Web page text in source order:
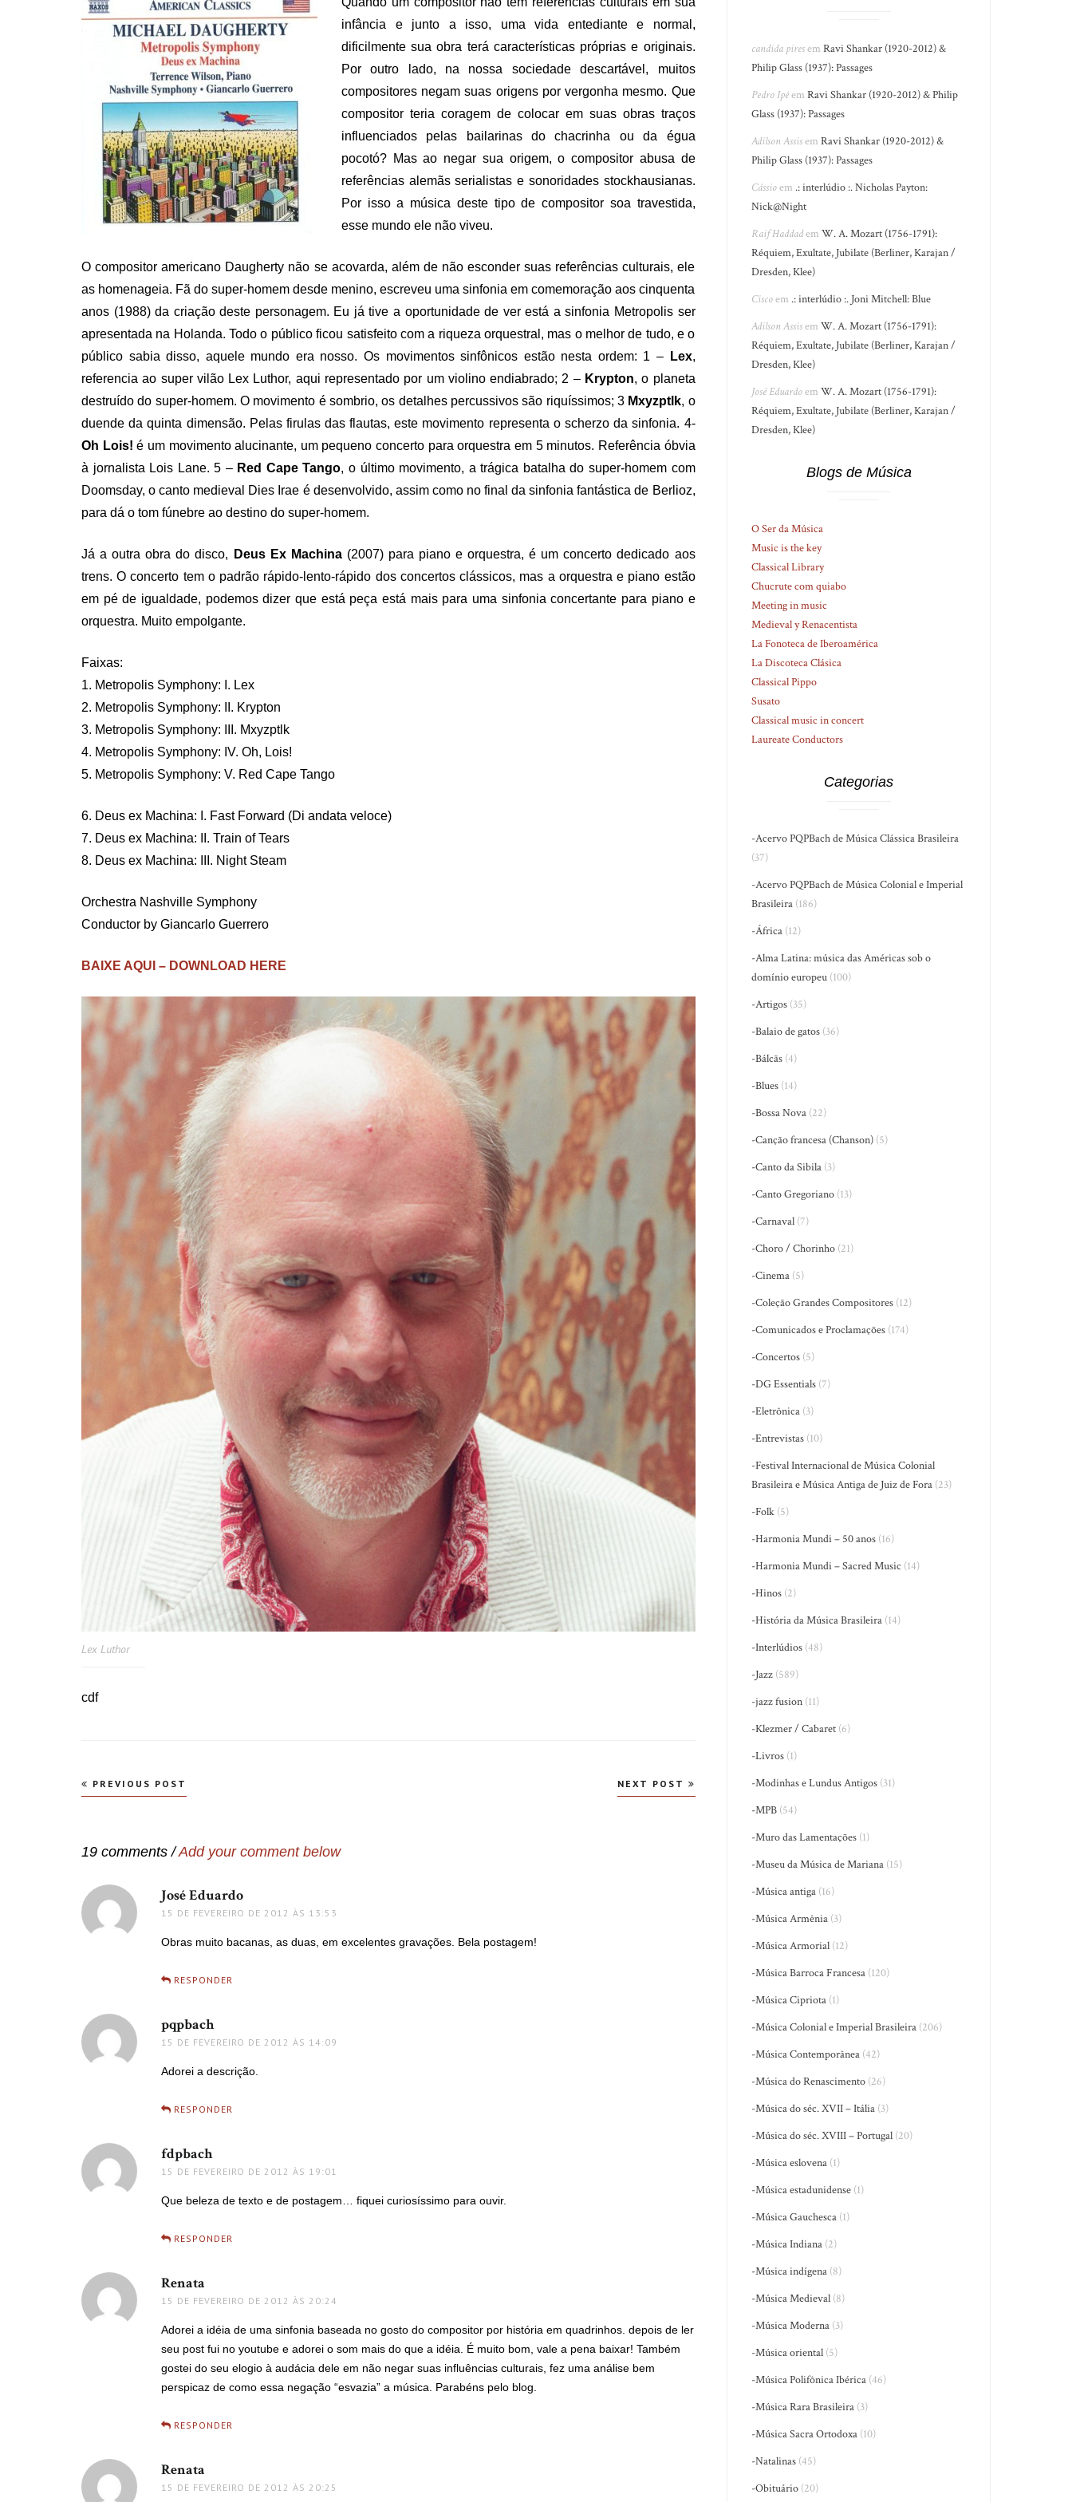
infância e junto a isso, uma vida entediante e normal,
dificilmente sua obra terá características próprias e originais.
Por outro lado, na nossa sociedade descartável, muitos
compositores negam suas origens por vergonha mesmo. Que
compositor teria coragem de colocar em suas obras traços
influenciados pelas bailarinas do chacrinha ou da égua
pocotó? Mas ao negar sua origem, o compositor abusa de
referências alemãs serialistas e sonoridades stockhausianas.
Por isso a música deste tipo de compositor soa travestida,
esse mundo ele não viveu.
O compositor americano Daugherty não se acovarda, além de não esconder suas referências culturais, ele
as homenageia. Fã do super-homem desde menino, escreveu uma sinfonia em comemoração aos cinquenta
anos (1988) da criação deste personagem. Eu já tive a oportunidade de ver está a sinfonia Metropolis ser
apresentada na Holanda. Todo o público ficou satisfeito com a riqueza orquestral, mas o melhor de tudo, e o
público sabia disso, aquele mundo era nosso. Os movimentos sinfônicos estão nesta ordem: 1 –
Lex,
referencia ao super vilão Lex Luthor, aqui representado por um violino endiabrado; 2 – Krypton, o planeta
destruído do super-homem. O movimento é sombrio, os detalhes percussivos são riquíssimos; 3 Mxyzptlk, o
duende da quinta dimensão. Pelas firulas das flautas, este movimento representa o scherzo da sinfonia. 4-
Oh Lois! é um movimento alucinante, um pequeno concerto para orquestra em 5 minutos. Referência óbvia
à jornalista Lois Lane. 5 –Red Cape Tango, o último movimento, a trágica batalha do super-homem com
Doomsday, o canto medieval Dies Irae é desenvolvido, assim como no final da sinfonia fantástica de Berlioz,
para dá o tom fúnebre ao destino do super-homem.
Já a outra obra do disco, Deus Ex Machina(2007) para piano e orquestra, é um concerto dedicado aos
trens. O concerto tem o padrão rápido-lento-rápido dos concertos clássicos, mas a orquestra e piano estão
em pé de igualdade, podemos dizer que está peça está mais para uma sinfonia concertante para piano e
orquestra. Muito empolgante.
Faixas:
1. Metropolis Symphony: I. Lex
2. Metropolis Symphony: II. Krypton
3. Metropolis Symphony: III. Mxyzptlk
4. Metropolis Symphony: IV. Oh, Lois!
5. Metropolis Symphony: V. Red Cape Tango
6. Deus ex Machina: I. Fast Forward (Di andata veloce)
7. Deus ex Machina: II. Train of Tears
8. Deus ex Machina: III. Night Steam
Orchestra Nashville Symphony
Conductor by Giancarlo Guerrero
BAIXE AQUI – DOWNLOAD HERE
Lex Luthor
cdf
Navegação
PREVIOUS POST NEXT POST
19 comments /Add your comment below
José Eduardo
15 DE FEVEREIRO DE 2012 ÀS 13:53
Obras muito bacanas, as duas, em excelentes gravações. Bela postagem!
RESPONDER
pqpbachdisse:
15 DE FEVEREIRO DE 2012 ÀS 14:09
Adorei a descrição.
RESPONDER
fdpbachdisse:
15 DE FEVEREIRO DE 2012 ÀS 19:01
Que beleza de texto e de postagem… fiquei curiosíssimo para ouvir.
RESPONDER
Renata
15 DE FEVEREIRO DE 2012 ÀS 20:24
Adorei a idéia de uma sinfonia baseada no gosto do compositor por história em quadrinhos. depois de ler
seu post fui no youtube e adorei o som mais do que a idéia. É muito bom, vale a pena baixar! Também
gostei do seu elogio à audácia dele em não negar suas influências culturais, fez uma análise bem
perspicaz de como essa negação “esvazia” a música. Parabéns pelo blog.
RESPONDER
Renata
15 DE FEVEREIRO DE 2012 ÀS 20:25
candida piresemRavi Shankar (1920-2012) &
Philip Glass (1937): Passages
Pedro IpêemRavi Shankar (1920-2012) & Philip
Glass (1937): Passages
Adilson AssisemRavi Shankar (1920-2012) &
Philip Glass (1937): Passages
Cássioem .: interlúdio :. Nicholas Payton:
Nick@Night
Raif HaddademW. A. Mozart (1756-1791):
Réquiem, Exultate, Jubilate (Berliner, Karajan /
Dresden, Klee)
Ciscoem .: interlúdio :. Joni Mitchell: Blue
Adilson AssisemW. A. Mozart (1756-1791):
Réquiem, Exultate, Jubilate (Berliner, Karajan /
Dresden, Klee)
José EduardoemW. A. Mozart (1756-1791):
Réquiem, Exultate, Jubilate (Berliner, Karajan /
Dresden, Klee)
Blogs de Música
O Ser da Música
Music is the key
Classical Library
Chucrute com quiabo
Meeting in music
Medieval y Renacentista
La Fonoteca de Iberoamérica
La Discoteca Clásica
Classical Pippo
Susato
Classical music in concert
Laureate Conductors
Categorias
-Acervo PQPBach de Música Clássica Brasileira
(37)
-Acervo PQPBach de Música Colonial e Imperial
Brasileira (186)
-África (12)
-Alma Latina: música das Américas sob o
domínio europeu (100)
-Artigos (35)
-Balaio de gatos (36)
-Bálcãs (4)
-Blues (14)
-Bossa Nova (22)
-Canção francesa (Chanson) (5)
-Canto da Sibila (3)
-Canto Gregoriano (13)
-Carnaval (7)
-Choro / Chorinho (21)
-Cinema (5)
-Coleção Grandes Compositores (12)
-Comunicados e Proclamações (174)
-Concertos (5)
-DG Essentials (7)
-Eletrônica (3)
-Entrevistas (10)
-Festival Internacional de Música Colonial
Brasileira e Música Antiga de Juiz de Fora (23)
-Folk (5)
-Harmonia Mundi – 50 anos (16)
-Harmonia Mundi – Sacred Music (14)
-Hinos (2)
-História da Música Brasileira (14)
-Interlúdios (48)
-Jazz (589)
-jazz fusion (11)
-Klezmer / Cabaret (6)
-Livros (1)
-Modinhas e Lundus Antigos (31)
-MPB (54)
-Muro das Lamentações (1)
-Museu da Música de Mariana (15)
-Música antiga (16)
-Música Armênia (3)
-Música Armorial (12)
-Música Barroca Francesa (120)
-Música Cipriota (1)
-Música Colonial e Imperial Brasileira (206)
-Música Contemporânea (42)
-Música do Renascimento (26)
-Música do séc. XVII – Itália (3)
-Música do séc. XVIII – Portugal (20)
-Música eslovena (1)
-Música estadunidense (1)
-Música Gauchesca (1)
-Música Indiana (2)
-Música indígena (8)
-Música Medieval (8)
-Música Moderna (3)
-Música oriental (5)
-Música Polifônica Ibérica (46)
-Música Rara Brasileira (3)
-Música Sacra Ortodoxa (10)
-Natalinas (45)
-Obituário (20)